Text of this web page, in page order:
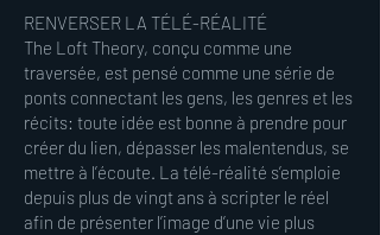
RENVERSER LA TÉLÉ-RÉALITÉ
The Loft Theory, conçu comme une
traversée, est pensé comme une série de
ponts connectant les gens, les genres et les
récits: toute idée est bonne à prendre pour
créer du lien, dépasser les malentendus, se
mettre à l’écoute. La télé-réalité s’emploie
depuis plus de vingt ans à scripter le réel
afin de présenter l’image d’une vie plus